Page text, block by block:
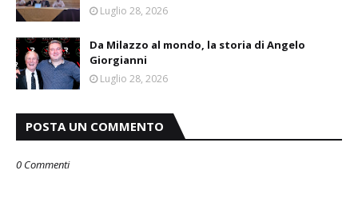
Luglio 28, 2026
Da Milazzo al mondo, la storia di Angelo
Giorgianni
Luglio 28, 2026
POSTA UN COMMENTO
0 Commenti